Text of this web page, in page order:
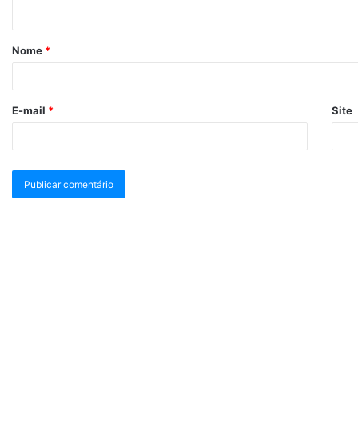
Nome *
E-mail * Site